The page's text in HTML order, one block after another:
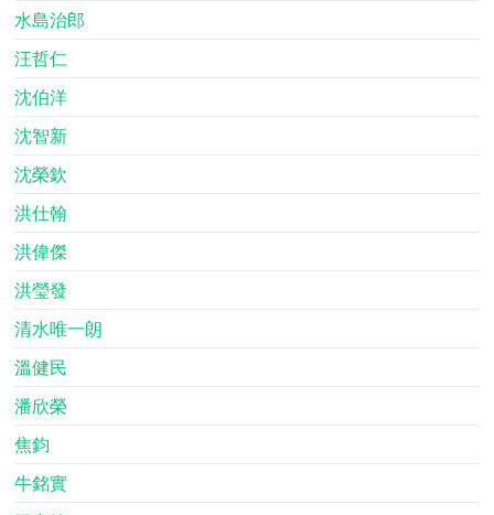
水島治郎
汪哲仁
沈伯洋
沈智新
沈榮欽
洪仕翰
洪偉傑
洪瑩發
清水唯一朗
溫健民
潘欣榮
焦鈞
牛銘實